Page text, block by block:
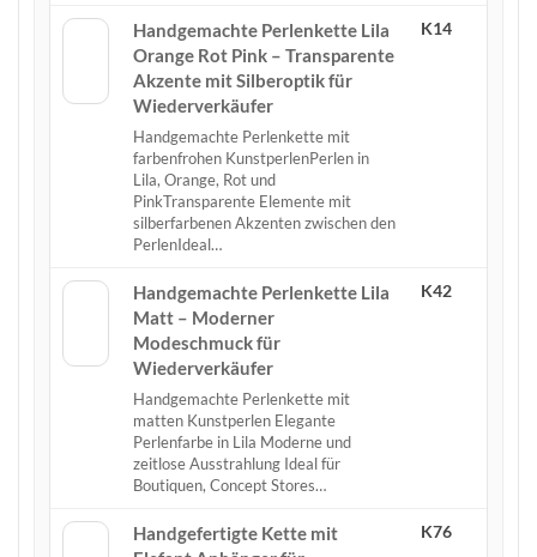
Handgemachte Perlenkette Lila
Orange Rot Pink – Transparente
Akzente mit Silberoptik für
Wiederverkäufer
Handgemachte Perlenkette mit
farbenfrohen KunstperlenPerlen in
Lila, Orange, Rot und
PinkTransparente Elemente mit
silberfarbenen Akzenten zwischen den
PerlenIdeal…
K14
Handgemachte Perlenkette Lila
Matt – Moderner
Modeschmuck für
Wiederverkäufer
Handgemachte Perlenkette mit
matten Kunstperlen Elegante
Perlenfarbe in Lila Moderne und
zeitlose Ausstrahlung Ideal für
Boutiquen, Concept Stores…
K42
Handgefertigte Kette mit
K76